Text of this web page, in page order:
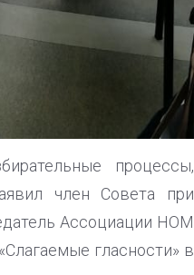
процессы,
член Совета при
Ассоциации НОМ
гласности» в